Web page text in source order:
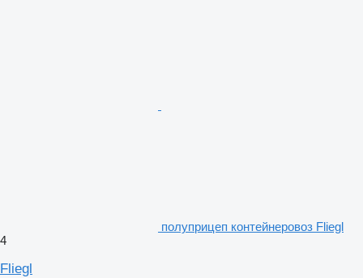
полуприцеп контейнеровоз Fliegl
4
Fliegl